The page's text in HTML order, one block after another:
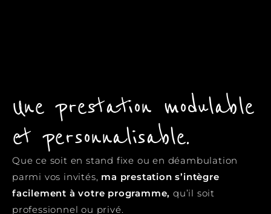
Une prestation modulable
et personnalisable.
Que ce soit en stand fixe ou en déambulation
parmi vos invités, ma prestation s’intègre
facilement à votre programme, qu’il soit
professionnel ou privé.